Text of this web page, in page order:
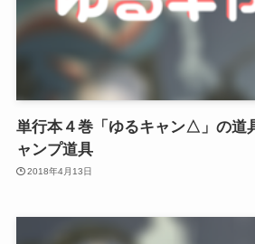
単行本４巻「ゆるキャン△」の道
ャンプ道具
2018年4月13日